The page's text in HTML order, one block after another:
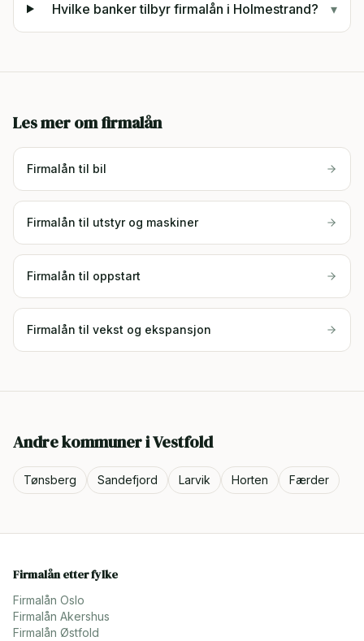
Hvilke banker tilbyr firmalån i Holmestrand? ▾
Les mer om firmalån
Firmalån til bil
Firmalån til utstyr og maskiner
Firmalån til oppstart
Firmalån til vekst og ekspansjon
Andre kommuner iVestfold
Tønsberg Sandefjord Larvik Horten Færder
Firmalån etter fylke
Firmalån Oslo
Firmalån Akershus
Firmalån Østfold